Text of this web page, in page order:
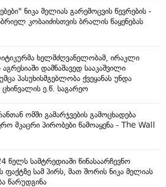
ნიკა მელიას გარემოცვის წევრების -
კობაიძისთვის ბრალის წაყენებას
ხელმძღვანელობამ, ირაკლი
დამნაშავედ სააკაშვილი
პასუხისმგებლობა ქვეყანას უნდა
ე.წ. საგარეო
ომში გამარჯვების გამოცხადება
მკაცრი პირობები წამოაყენა - The Wall
წელს სამტრედიაში წინასაარჩევნო
ფაქტზე სამ პირს, მათ შორის ნიკა მელიას
წარუდგინა